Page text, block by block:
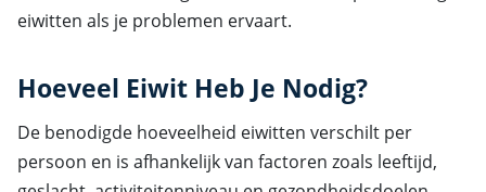
eiwitten als je problemen ervaart.
Hoeveel Eiwit Heb Je Nodig?
De benodigde hoeveelheid eiwitten verschilt per
persoon en is afhankelijk van factoren zoals leeftijd,